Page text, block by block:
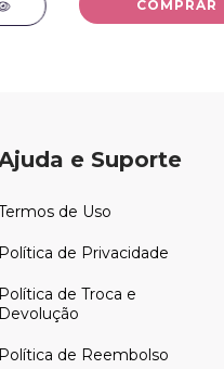
e Suporte
de Uso
Política de Privacidade
Política de Troca e
Devolução
Política de Reembolso